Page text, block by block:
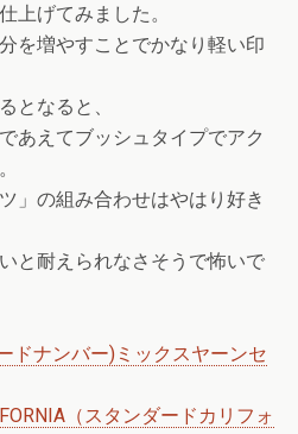
上げてみました。
を増やすことでかなり軽い印
となると、
あえてブッシュタイプでアク
」の組み合わせはやはり好き
と耐えられなさそうで怖いで
ドナンバー)ミックスヤーンセ
（スタンダードカリフォ